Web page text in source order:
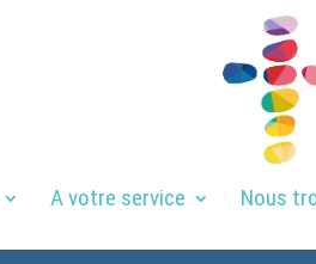
A votre service Nous